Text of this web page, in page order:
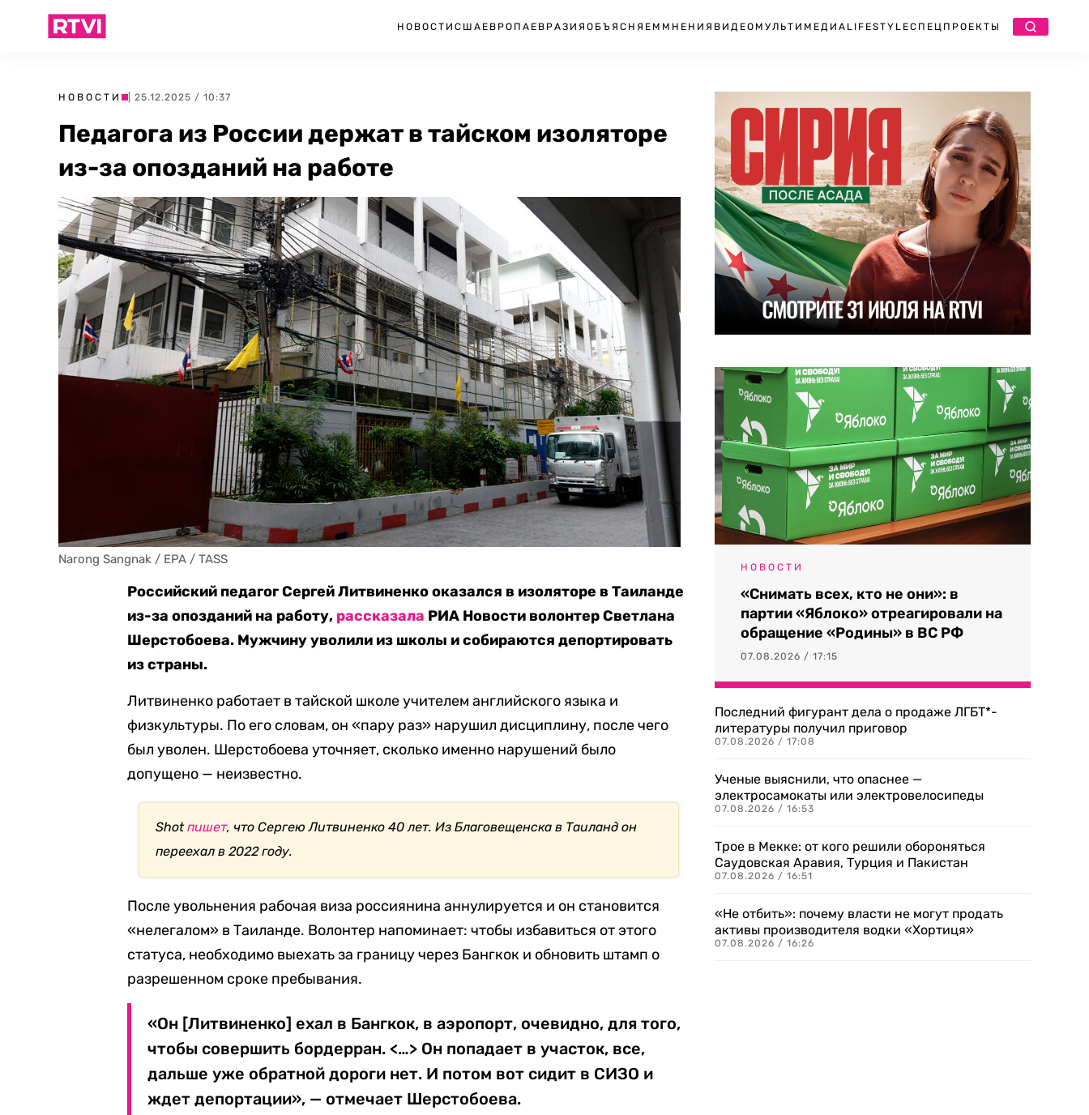
НОВОСТИ США ЕВРОПА ЕВРАЗИЯ ОБЪЯСНЯЕМ МНЕНИЯ ВИДЕО МУЛЬТИМЕДИА LIFESTYLEСПЕЦПРОЕКТЫ
НОВОСТИ | 25.12.2025 / 10:37
Педагога из России держат в тайском изоляторе
из-за опозданий на работе
Narong Sangnak / EPA / TASS
Российский педагог Сергей Литвиненко оказался в изоляторе в Таиланде
из-за опозданий на работу, рассказала РИА Новости волонтер Светлана
Шерстобоева. Мужчину уволили из школы и собираются депортировать
из страны.
Литвиненко работает в тайской школе учителем английского языка и
физкультуры. По его словам, он «пару раз» нарушил дисциплину, после чего
был уволен. Шерстобоева уточняет, сколько именно нарушений было
допущено — неизвестно.
Shotпишет, что Сергею Литвиненко 40 лет. Из Благовещенска в Таиланд он
переехал в 2022 году.
После увольнения рабочая виза россиянина аннулируется и он становится
«нелегалом» в Таиланде. Волонтер напоминает: чтобы избавиться от этого
статуса, необходимо выехать за границу через Бангкок и обновить штамп о
разрешенном сроке пребывания.
«Он [Литвиненко] ехал в Бангкок, в аэропорт, очевидно, для того,
чтобы совершить бордерран. <…> Он попадает в участок, все,
дальше уже обратной дороги нет. И потом вот сидит в СИЗО и
ждет депортации», — отмечает Шерстобоева.
НОВОСТИ
«Снимать всех, кто не они»: в
партии «Яблоко» отреагировали на
обращение «Родины» в ВС РФ
07.08.2026 / 17:15
Последний фигурант дела о продаже ЛГБТ*-
литературы получил приговор
07.08.2026 / 17:08
Ученые выяснили, что опаснее —
электросамокаты или электровелосипеды
07.08.2026 / 16:53
Трое в Мекке: от кого решили обороняться
Саудовская Аравия, Турция и Пакистан
07.08.2026 / 16:51
«Не отбить»: почему власти не могут продать
активы производителя водки «Хортиця»
07.08.2026 / 16:26